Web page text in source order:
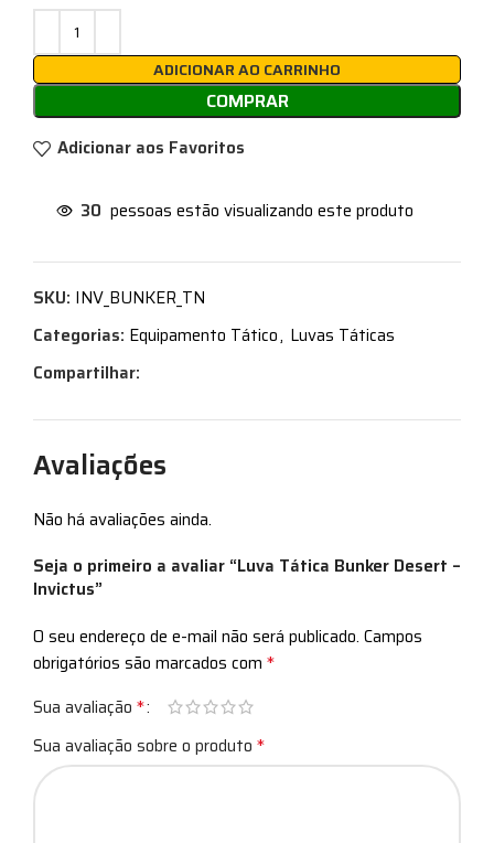
ADICIONAR AO CARRINHO
COMPRAR
Adicionar aos Favoritos
30 pessoas estão visualizando este produto
SKU: INV_BUNKER_TN
Categorias: Equipamento Tático, Luvas Táticas
Compartilhar:
Avaliações
Não há avaliações ainda.
Seja o primeiro a avaliar “Luva Tática Bunker Desert –
Invictus”
O seu endereço de e-mail não será publicado. Campos
obrigatórios são marcados com *
Sua avaliação *
Sua avaliação sobre o produto *